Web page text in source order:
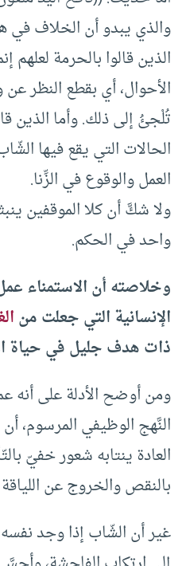
والذي يبدو أن الخلاف في
الذين قالوا بالحرمة لعلهم
الأحوال‏،‏ أي بقطع النظر
تُلْجئُ إلى ذلك‏.‏ وأما الذين
الحالات التي يقع فيها
العمل والوقوع في الزِّنا‏.‏
ولا شكَّ أن كلا الموقفين
واحد في الحكم‏.‏
وخلاصته أن الاستمناء
الإنسانية التي جعلت من
ذات هدف جليل في حياة
ومن أوضح الأدلة على أنه
النَّهج الوظيفي المرسوم‏،‏
العادة ينتابه شعور خفيّ
بالنقص والخروج عن
غير أن الشّاب إذا وجد